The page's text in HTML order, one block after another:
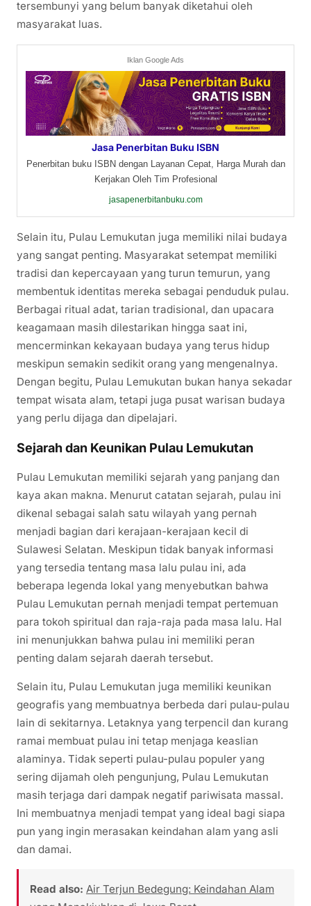
tersembunyi yang belum banyak diketahui oleh
masyarakat luas.
Iklan Google Ads
Jasa Penerbitan Buku ISBN
Penerbitan buku ISBN dengan Layanan Cepat, Harga Murah dan
Kerjakan Oleh Tim Profesional
jasapenerbitanbuku.com
Selain itu, Pulau Lemukutan juga memiliki nilai budaya
yang sangat penting. Masyarakat setempat memiliki
tradisi dan kepercayaan yang turun temurun, yang
membentuk identitas mereka sebagai penduduk pulau.
Berbagai ritual adat, tarian tradisional, dan upacara
keagamaan masih dilestarikan hingga saat ini,
mencerminkan kekayaan budaya yang terus hidup
meskipun semakin sedikit orang yang mengenalnya.
Dengan begitu, Pulau Lemukutan bukan hanya sekadar
tempat wisata alam, tetapi juga pusat warisan budaya
yang perlu dijaga dan dipelajari.
Sejarah dan Keunikan Pulau Lemukutan
Pulau Lemukutan memiliki sejarah yang panjang dan
kaya akan makna. Menurut catatan sejarah, pulau ini
dikenal sebagai salah satu wilayah yang pernah
menjadi bagian dari kerajaan-kerajaan kecil di
Sulawesi Selatan. Meskipun tidak banyak informasi
yang tersedia tentang masa lalu pulau ini, ada
beberapa legenda lokal yang menyebutkan bahwa
Pulau Lemukutan pernah menjadi tempat pertemuan
para tokoh spiritual dan raja-raja pada masa lalu. Hal
ini menunjukkan bahwa pulau ini memiliki peran
penting dalam sejarah daerah tersebut.
Selain itu, Pulau Lemukutan juga memiliki keunikan
geografis yang membuatnya berbeda dari pulau-pulau
lain di sekitarnya. Letaknya yang terpencil dan kurang
ramai membuat pulau ini tetap menjaga keaslian
alaminya. Tidak seperti pulau-pulau populer yang
sering dijamah oleh pengunjung, Pulau Lemukutan
masih terjaga dari dampak negatif pariwisata massal.
Ini membuatnya menjadi tempat yang ideal bagi siapa
pun yang ingin merasakan keindahan alam yang asli
dan damai.
Read also: Air Terjun Bedegung: Keindahan Alam